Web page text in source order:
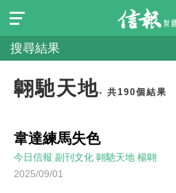
搜尋結果
翺馳天地- 共190個結果
韋達練馬失色
今日信報 副刊文化 翺馳天地 楊翺
2025/09/01